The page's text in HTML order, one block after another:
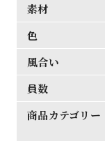
素材
色
風合い
員数
商品カテゴリー